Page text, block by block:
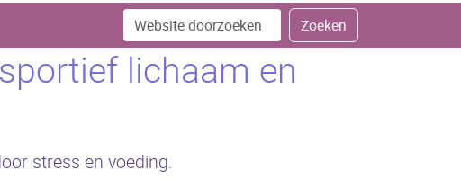
Zoek Zoeken
Geavanceerd
zoeken...
lichaam en
stress en voeding.